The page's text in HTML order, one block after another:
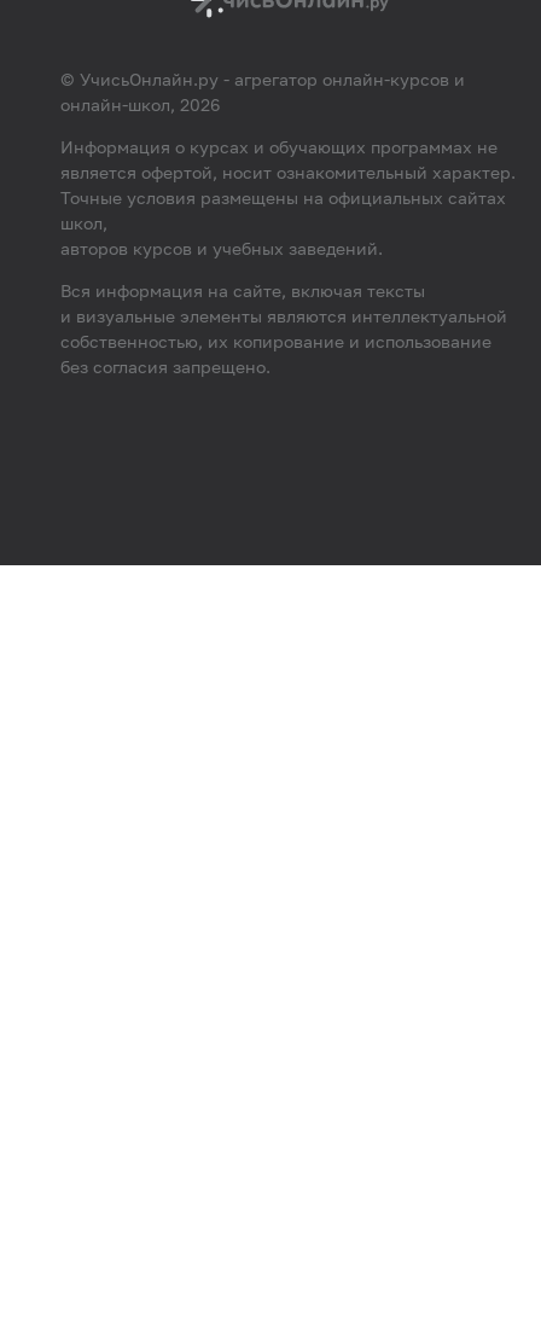
© УчисьОнлайн.ру - агрегатор онлайн-курсов и
онлайн-школ, 2026
Информация о курсах и обучающих программах не
является офертой, носит ознакомительный характер.
Точные условия размещены на официальных сайтах
школ,
авторов курсов и учебных заведений.
Вся информация на сайте, включая тексты
и визуальные элементы являются интеллектуальной
собственностью, их копирование и использование
без согласия запрещено.